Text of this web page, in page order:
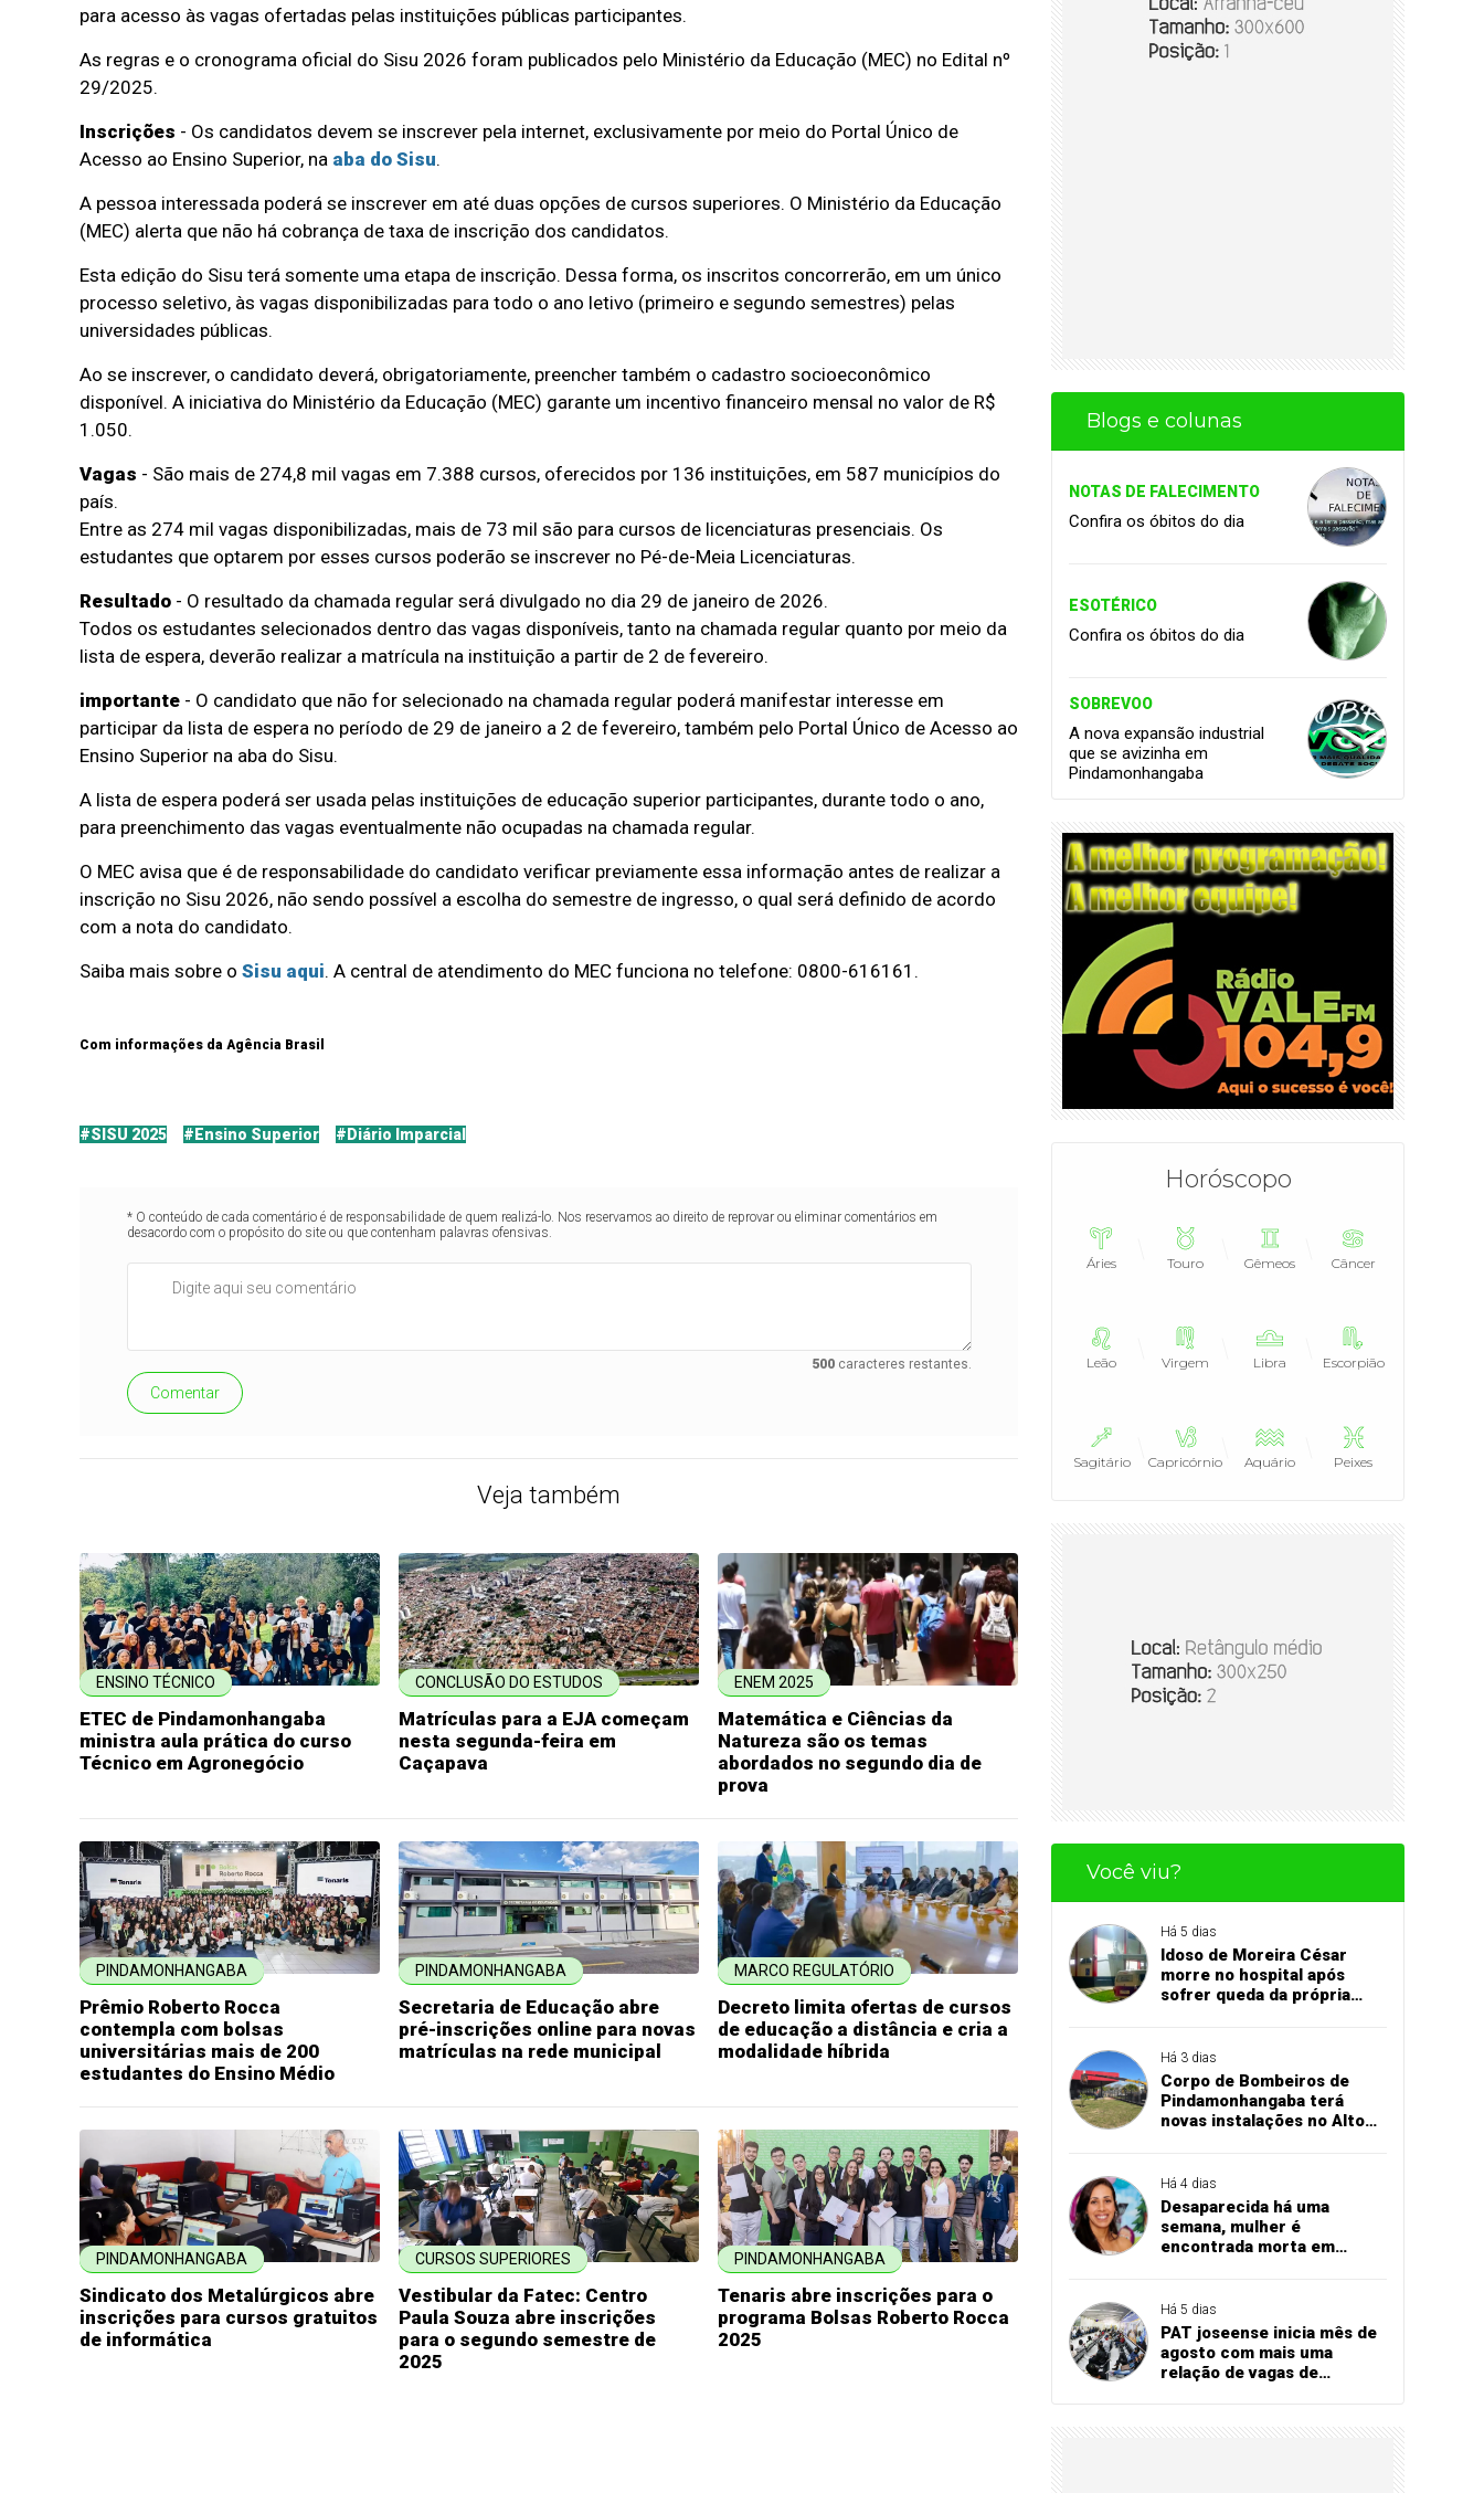
para acesso às vagas ofertadas pelas instituições públicas participantes.
As regras e o cronograma oficial do Sisu 2026 foram publicados pelo Ministério da Educação (MEC) no Edital nº
29/2025.
Inscrições - Os candidatos devem se inscrever pela internet, exclusivamente por meio do Portal Único de
Acesso ao Ensino Superior, na aba do Sisu.
A pessoa interessada poderá se inscrever em até duas opções de cursos superiores. O Ministério da Educação
(MEC) alerta que não há cobrança de taxa de inscrição dos candidatos.
Esta edição do Sisu terá somente uma etapa de inscrição. Dessa forma, os inscritos concorrerão, em um único
processo seletivo, às vagas disponibilizadas para todo o ano letivo (primeiro e segundo semestres) pelas
universidades públicas.
Ao se inscrever, o candidato deverá, obrigatoriamente, preencher também o cadastro socioeconômico
disponível. A iniciativa do Ministério da Educação (MEC) garante um incentivo financeiro mensal no valor de R$
1.050.
Vagas - São mais de 274,8 mil vagas em 7.388 cursos, oferecidos por 136 instituições, em 587 municípios do
país.
Entre as 274 mil vagas disponibilizadas, mais de 73 mil são para cursos de licenciaturas presenciais. Os
estudantes que optarem por esses cursos poderão se inscrever no Pé-de-Meia Licenciaturas.
Resultado - O resultado da chamada regular será divulgado no dia 29 de janeiro de 2026.
Todos os estudantes selecionados dentro das vagas disponíveis, tanto na chamada regular quanto por meio da
lista de espera, deverão realizar a matrícula na instituição a partir de 2 de fevereiro.
importante - O candidato que não for selecionado na chamada regular poderá manifestar interesse em
participar da lista de espera no período de 29 de janeiro a 2 de fevereiro, também pelo Portal Único de Acesso ao
Ensino Superior na aba do Sisu.
A lista de espera poderá ser usada pelas instituições de educação superior participantes, durante todo o ano,
para preenchimento das vagas eventualmente não ocupadas na chamada regular.
O MEC avisa que é de responsabilidade do candidato verificar previamente essa informação antes de realizar a
inscrição no Sisu 2026, não sendo possível a escolha do semestre de ingresso, o qual será definido de acordo
com a nota do candidato.
Saiba mais sobre o Sisu aqui. A central de atendimento do MEC funciona no telefone: 0800-616161.
Com informações da Agência Brasil
#SISU 2025 #Ensino Superior #Diário Imparcial
* O conteúdo de cada comentário é de responsabilidade de quem realizá-lo. Nos reservamos ao direito de reprovar ou eliminar comentários em
desacordo com o propósito do site ou que contenham palavras ofensivas.
500caracteres restantes.
Comentar
Veja também
ENSINO TÉCNICO
ETEC de Pindamonhangaba
ministra aula prática do curso
Técnico em Agronegócio
CONCLUSÃO DO ESTUDOS
Matrículas para a EJA começam
nesta segunda-feira em
Caçapava
ENEM 2025
Matemática e Ciências da
Natureza são os temas
abordados no segundo dia de
prova
PINDAMONHANGABA
Prêmio Roberto Rocca
contempla com bolsas
universitárias mais de 200
estudantes do Ensino Médio
PINDAMONHANGABA
Secretaria de Educação abre
pré-inscrições online para novas
matrículas na rede municipal
MARCO REGULATÓRIO
Decreto limita ofertas de cursos
de educação a distância e cria a
modalidade híbrida
PINDAMONHANGABA
Sindicato dos Metalúrgicos abre
inscrições para cursos gratuitos
de informática
CURSOS SUPERIORES
Vestibular da Fatec: Centro
Paula Souza abre inscrições
para o segundo semestre de
2025
PINDAMONHANGABA
Tenaris abre inscrições para o
programa Bolsas Roberto Rocca
2025
Blogs e colunas
NOTAS DE FALECIMENTO
Confira os óbitos do dia
ESOTÉRICO
Confira os óbitos do dia
SOBREVOO
A nova expansão industrial
que se avizinha em
Pindamonhangaba
Horóscopo
Áries Touro Gêmeos Câncer
Leão Virgem Libra Escorpião
Sagitário Capricórnio Aquário Peixes
Você viu?
Há 5 dias
Idoso de Moreira César
morre no hospital após
sofrer queda da própria
Há 3 dias
Corpo de Bombeiros de
Pindamonhangaba terá
novas instalações no Alto
Há 4 dias
Desaparecida há uma
semana, mulher é
encontrada morta em
Há 5 dias
PAT joseense inicia mês de
agosto com mais uma
relação de vagas de